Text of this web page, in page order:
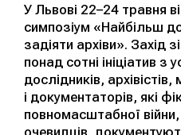
У Львові 22–24 травня
симпозіум «Найбільш
задіяти архіви». Захід
понад сотні ініціатив з
дослідників,
і документаторів, які
повномасштабної
очевидців,